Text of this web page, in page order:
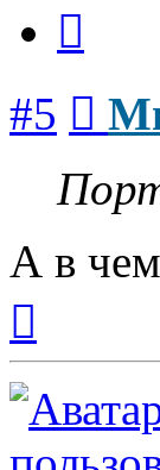
#5
А в чем
началу